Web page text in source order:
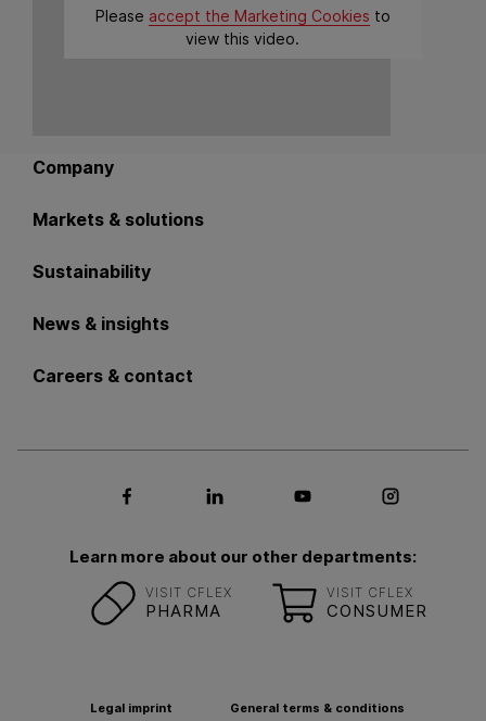
Please accept the Marketing Cookies to
view this video.
Company
Markets & solutions
Sustainability
News & insights
Careers & contact
Social media Facebook
Social media LinkedIn
Social mediaSocial
Learn more about our other departments:
VISIT CFLEX
PHARMA
VISIT CFLEX
CONSUMER
Legal imprint General terms & conditions